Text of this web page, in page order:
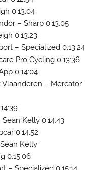
0:13:04
– Sharp 0:13:05
0:13:23
– Specialized 0:13:24
Pro Cycling 0:13:36
0:14:04
Vlaanderen – Mercator
Kelly 0:14:43
0:14:52
Kelly
0:15:06